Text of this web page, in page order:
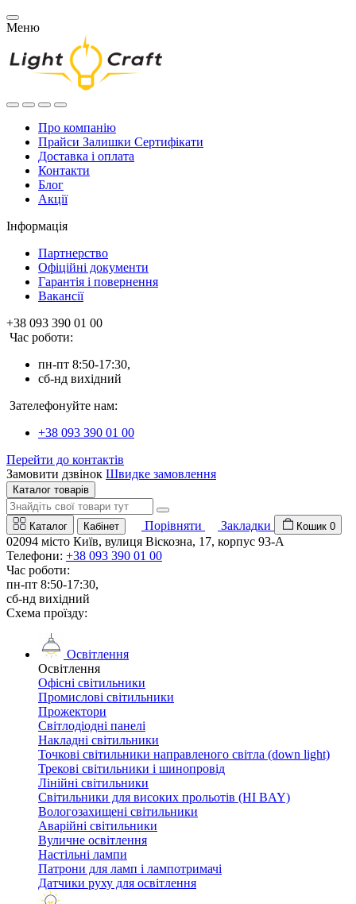
Меню
Про компанію
Прайси Залишки Сертифікати
Доставка і оплата
Контакти
Блог
Акції
Інформація
Партнерство
Офіційні документи
Гарантія і повернення
Вакансії
+38 093 390 01 00
Час роботи:
пн-пт 8:50-17:30,
сб-нд вихідний
Зателефонуйте нам:
+38 093 390 01 00
Перейти до контактів
Замовити дзвінок Швидке замовлення
Каталог товарів
Каталог Кабінет Порівняти Закладки Кошик 0
02094 місто Київ, вулиця Віскозна, 17, корпус 93-А
Телефони: +38 093 390 01 00
Час роботи:
пн-пт 8:50-17:30,
сб-нд вихідний
Схема проїзду:
Освітлення
Освітлення
Офісні світильники
Промислові світильники
Прожектори
Світлодіодні панелі
Накладні світильники
Точкові світильники направленого світла (down light)
Трекові світильники і шинопровід
Лінійні світильники
Світильники для високих прольотів (HI BAY)
Вологозахищені світильники
Аварійні світильники
Вуличне освітлення
Настільні лампи
Патрони для ламп і лампотримачі
Датчики руху для освітлення